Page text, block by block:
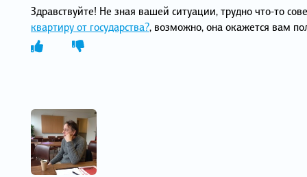
Здравствуйте! Не зная вашей ситуации, трудно что-то
квартиру от государства?, возможно, она окажется вам